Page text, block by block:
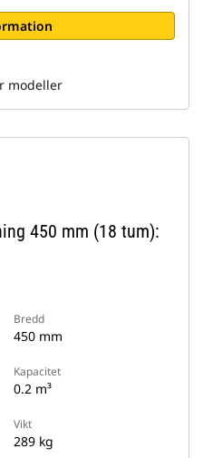
modeller
450 mm (18 tum):
Bredd
450 mm
Kapacitet
0.2 m³
Vikt
289 kg